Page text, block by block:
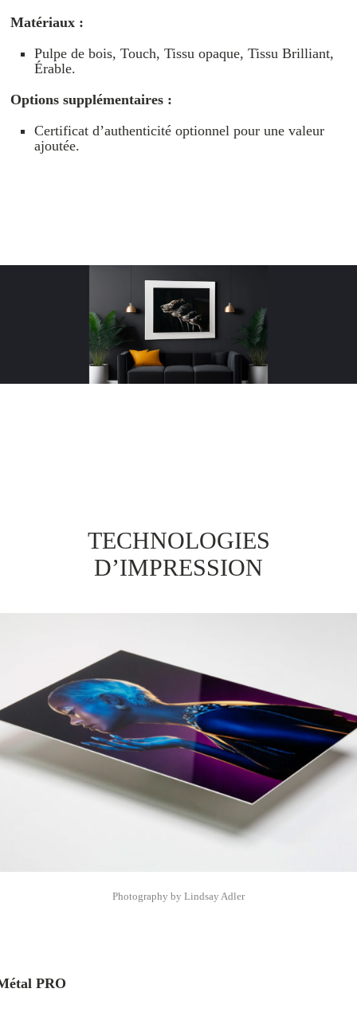
Matériaux :
Pulpe de bois, Touch, Tissu opaque, Tissu Brilliant,
Érable.
Options supplémentaires :
Certificat d’authenticité optionnel pour une valeur
ajoutée.
TECHNOLOGIES
D’IMPRESSION
Photography by Lindsay Adler
PRO